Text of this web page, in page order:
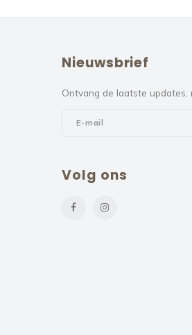
Nieuwsbrief
Ontvang de laatste updates,
Volg ons